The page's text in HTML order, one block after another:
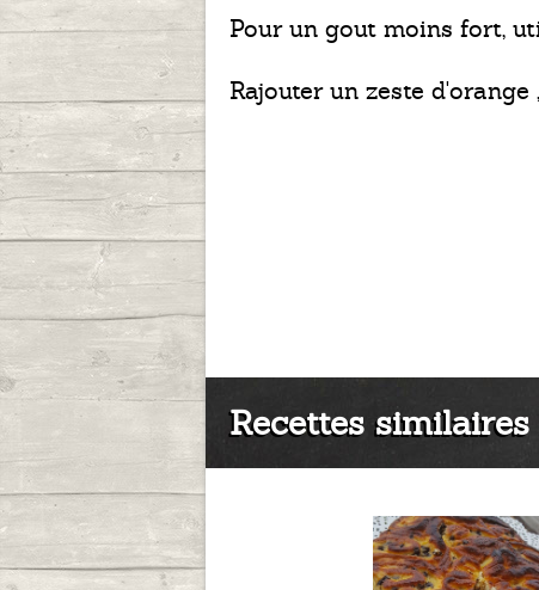
Pour un gout moins fort,
Rajouter un zeste
Recettes similaires